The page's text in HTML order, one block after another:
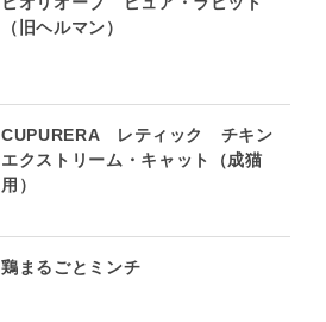
（旧ヘルマン）
CUPURERA レティック チキン
エクストリーム・キャット（成猫
用）
鶏まるごとミンチ